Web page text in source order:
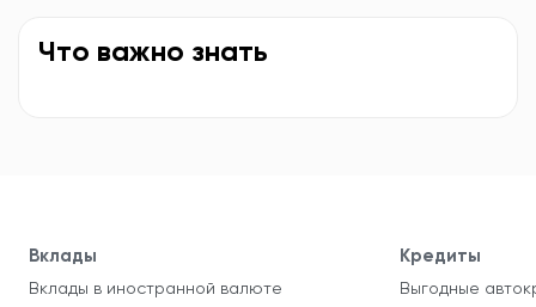
Что важно знать
Вклады
Вклады в иностранной валюте
Кредиты
Выгодные